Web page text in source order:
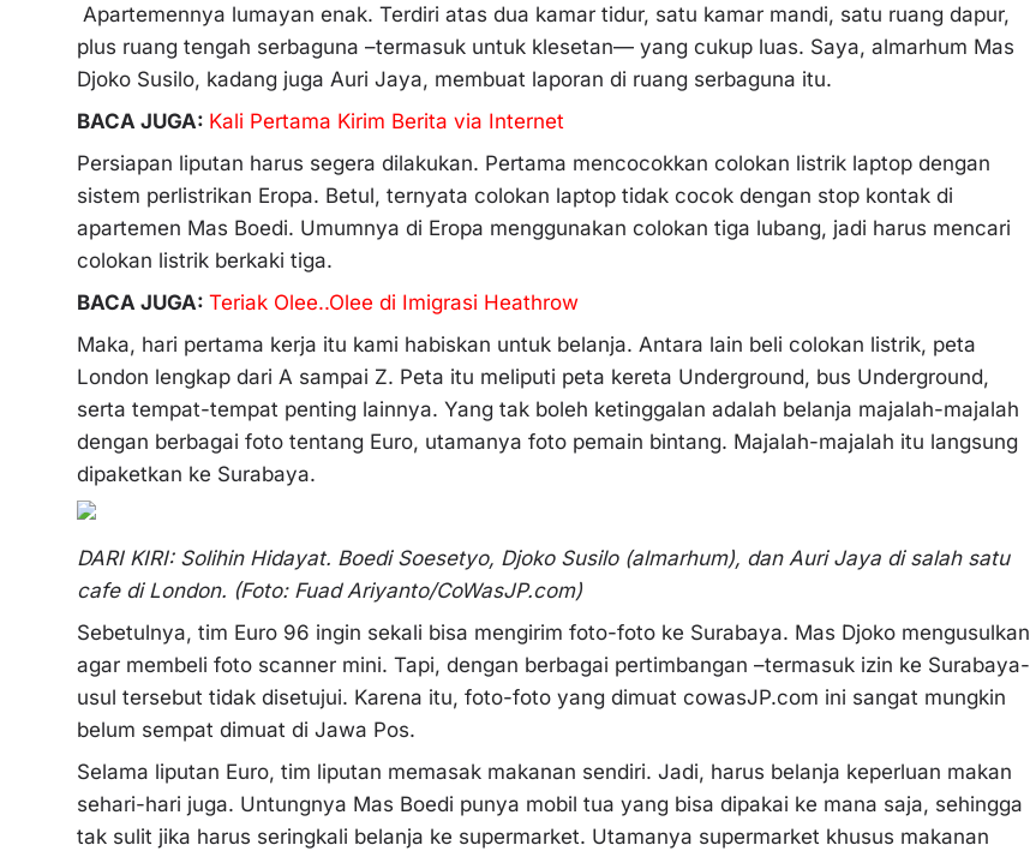
Apartemennya lumayan enak. Terdiri atas dua kamar tidur, satu kamar mandi, satu ruang dapur,
plus ruang tengah serbaguna –termasuk untuk klesetan— yang cukup luas. Saya, almarhum Mas
Djoko Susilo, kadang juga Auri Jaya, membuat laporan di ruang serbaguna itu.
BACA JUGA: Kali Pertama Kirim Berita via Internet
Persiapan liputan harus segera dilakukan. Pertama mencocokkan colokan listrik laptop dengan
sistem perlistrikan Eropa. Betul, ternyata colokan laptop tidak cocok dengan stop kontak di
apartemen Mas Boedi. Umumnya di Eropa menggunakan colokan tiga lubang, jadi harus mencari
colokan listrik berkaki tiga.
BACA JUGA: Teriak Olee..Olee di Imigrasi Heathrow
Maka, hari pertama kerja itu kami habiskan untuk belanja. Antara lain beli colokan listrik, peta
London lengkap dari A sampai Z. Peta itu meliputi peta kereta Underground, bus Underground,
serta tempat-tempat penting lainnya. Yang tak boleh ketinggalan adalah belanja majalah-majalah
dengan berbagai foto tentang Euro, utamanya foto pemain bintang. Majalah-majalah itu langsung
dipaketkan ke Surabaya.
DARI KIRI: Solihin Hidayat. Boedi Soesetyo, Djoko Susilo (almarhum), dan Auri Jaya di salah satu
cafe di London. (Foto: Fuad Ariyanto/CoWasJP.com)
Sebetulnya, tim Euro 96 ingin sekali bisa mengirim foto-foto ke Surabaya. Mas Djoko mengusulkan
agar membeli foto scanner mini. Tapi, dengan berbagai pertimbangan –termasuk izin ke Surabaya-
usul tersebut tidak disetujui. Karena itu, foto-foto yang dimuat cowasJP.com ini sangat mungkin
belum sempat dimuat di Jawa Pos.
Selama liputan Euro, tim liputan memasak makanan sendiri. Jadi, harus belanja keperluan makan
sehari-hari juga. Untungnya Mas Boedi punya mobil tua yang bisa dipakai ke mana saja, sehingga
tak sulit jika harus seringkali belanja ke supermarket. Utamanya supermarket khusus makanan